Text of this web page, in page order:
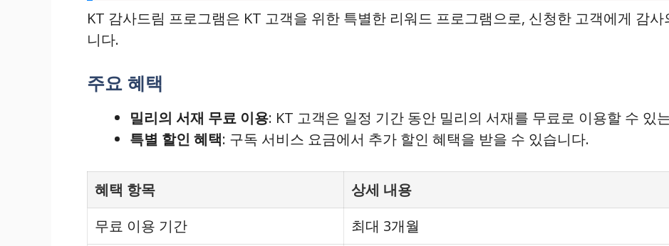
KT 감사드림 프로그램은 KT 고객을 위한 특별한 리워드 프로그램으로, 신청한 고객에게 감
니다.
주요 혜택
밀리의 서재 무료 이용: KT 고객은 일정 기간 동안 밀리의 서재를 무료로 이용할 수 있
특별 할인 혜택: 구독 서비스 요금에서 추가 할인 혜택을 받을 수 있습니다.
혜택 항목
상세 내용
무료 이용 기간
최대 3개월